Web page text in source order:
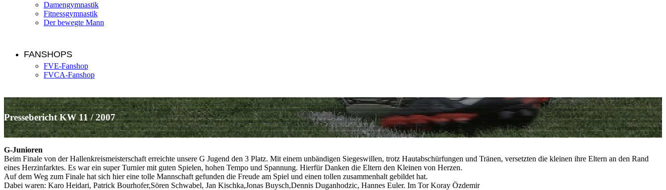
Damengymnastik
Fitnessgymnastik
Der bewegte Mann
FANSHOPS
FVE-Fanshop
FVCA-Fanshop
Pressebericht KW 11 / 2007
G-Junioren
Beim Finale von der Hallenkreismeisterschaft erreichte unsere G Jugend den 3 Platz. Mit einem unbändigen Siegeswillen, trotz Hautabschürfungen und Tränen, versetzten die kleinen ihre Eltern an den Rand
eines Herzinfarktes. Es war ein super Turnier mit guten Spielen, hohen Tempo und Spannung. Hierfür Danken die Eltern den Kleinen von Herzen.
Auf dem Weg zum Finale hat sich hier eine tolle Mannschaft gefunden die Freude am Spiel und einen tollen zusammenhalt gebildet hat.
Dabei waren: Karo Heidari, Patrick Bourhofer,Sören Schwabel, Jan Kischka,Jonas Buysch,Dennis Duganhodzic, Hannes Euler. Im Tor Koray Özdemir